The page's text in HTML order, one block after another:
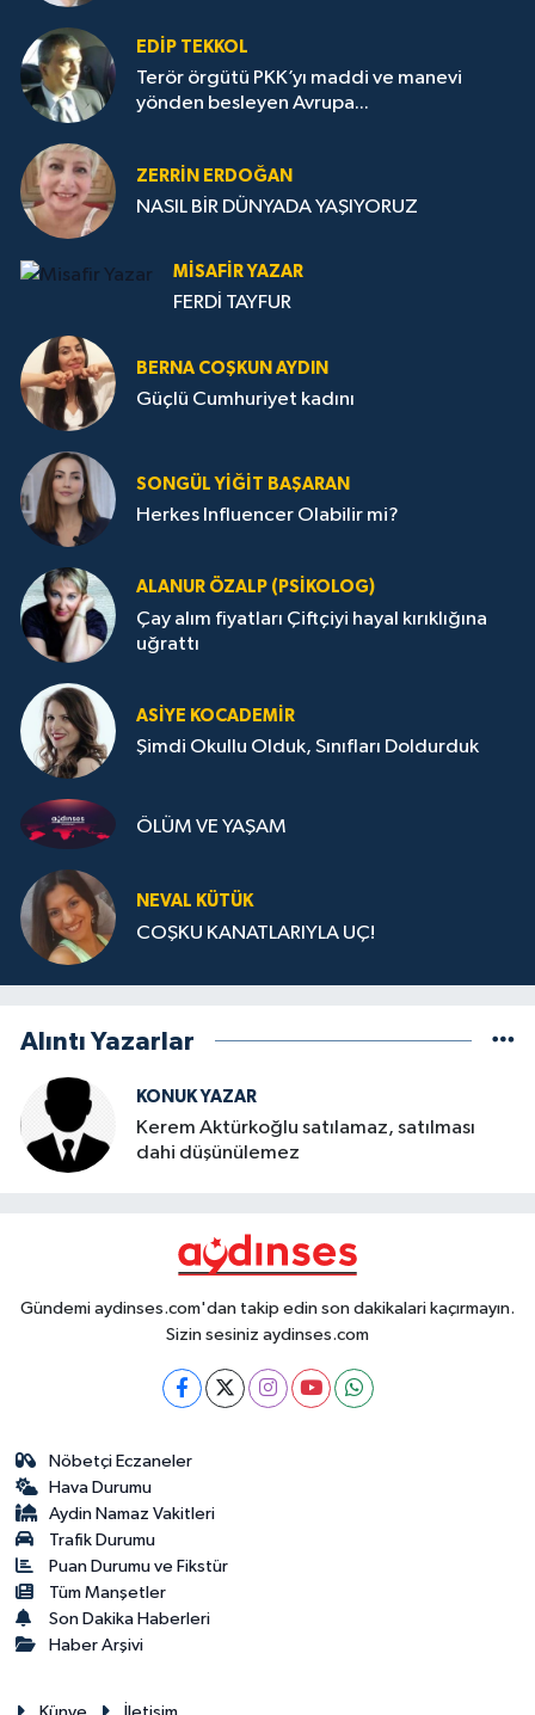
EDIP TEKKOL
Terör örgütü PKK’yı maddi ve manevi
yönden besleyen Avrupa...
ZERRIN ERDOĞAN
NASIL BİR DÜNYADA YAŞIYORUZ
MISAFIR YAZAR
FERDİ TAYFUR
BERNA COŞKUN AYDIN
Güçlü Cumhuriyet kadını
SONGÜL YIĞIT BAŞARAN
Herkes Influencer Olabilir mi?
ALANUR ÖZALP (PSIKOLOG)
Çay alım fiyatları Çiftçiyi hayal kırıklığına
uğrattı
ASIYE KOCADEMİR
Şimdi Okullu Olduk, Sınıfları Doldurduk
ÖLÜM VE YAŞAM
NEVAL KÜTÜK
COŞKU KANATLARIYLA UÇ!
Alıntı Yazarlar
KONUK YAZAR
Kerem Aktürkoğlu satılamaz, satılması
dahi düşünülemez
Gündemi aydinses.com'dan takip edin son dakikalari kaçırmayın.
Sizin sesiniz aydinses.com
Nöbetçi Eczaneler
Hava Durumu
Aydin Namaz Vakitleri
Trafik Durumu
Puan Durumu ve Fikstür
Tüm Manşetler
Son Dakika Haberleri
Haber Arşivi